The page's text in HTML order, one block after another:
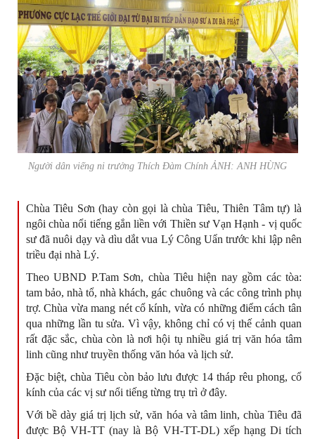
Người dân viếng ni trưởng Thích Đàm Chính ẢNH: ANH HÙNG
Chùa Tiêu Sơn (hay còn gọi là chùa Tiêu, Thiên Tâm tự) là
ngôi chùa nổi tiếng gắn liền với Thiền sư Vạn Hạnh - vị quốc
sư đã nuôi dạy và dìu dắt vua Lý Công Uẩn trước khi lập nên
triều đại nhà Lý.
Theo UBND P.Tam Sơn, chùa Tiêu hiện nay gồm các tòa:
tam bảo, nhà tổ, nhà khách, gác chuông và các công trình phụ
trợ. Chùa vừa mang nét cổ kính, vừa có những điểm cách tân
qua những lần tu sửa. Vì vậy, không chỉ có vị thế cảnh quan
rất đặc sắc, chùa còn là nơi hội tụ nhiều giá trị văn hóa tâm
linh cũng như truyền thống văn hóa và lịch sử.
Đặc biệt, chùa Tiêu còn bảo lưu được 14 tháp rêu phong, cổ
kính của các vị sư nổi tiếng từng trụ trì ở đây.
Với bề dày giá trị lịch sử, văn hóa và tâm linh, chùa Tiêu đã
được Bộ VH-TT (nay là Bộ VH-TT-DL) xếp hạng Di tích